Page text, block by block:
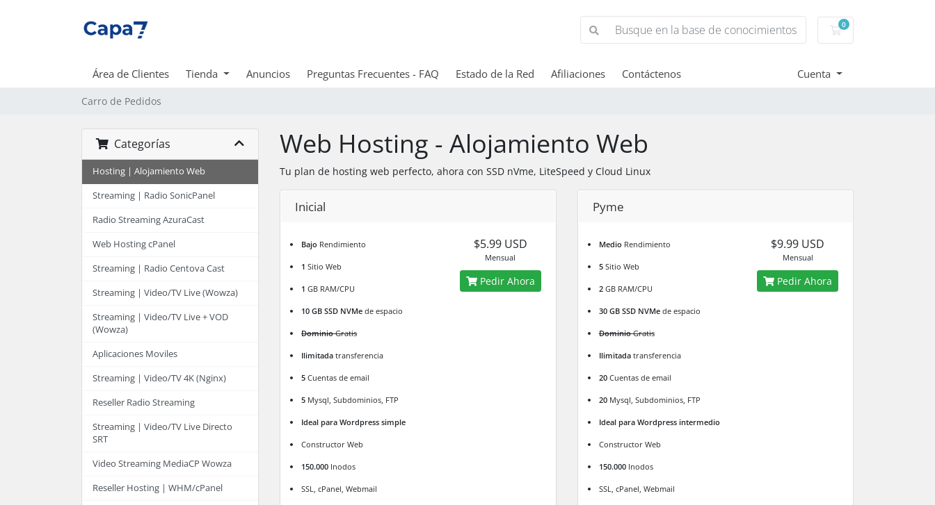
0
Carro de Pedidos
Área de Clientes Tienda Anuncios Preguntas Frecuentes - FAQ Estado de la Red Afiliaciones Contáctenos Cuenta
Carro de Pedidos
Categorías
Hosting | Alojamiento Web
Streaming | Radio SonicPanel
Radio Streaming AzuraCast
Web Hosting cPanel
Streaming | Radio Centova Cast
Streaming | Video/TV Live (Wowza)
Streaming | Video/TV Live + VOD
(Wowza)
Aplicaciones Moviles
Streaming | Video/TV 4K (Nginx)
Reseller Radio Streaming
Streaming | Video/TV Live Directo
SRT
Video Streaming MediaCP Wowza
Reseller Hosting | WHM/cPanel
Web Hosting - Alojamiento Web
Tu plan de hosting web perfecto, ahora con SSD nVme, LiteSpeed y Cloud Linux
Inicial
Bajo Rendimiento
1Sitio Web
1 GB RAM/CPU
10 GB SSD NVMe de espacio
DominioGratis
Ilimitada transferencia
5 Cuentas de email
5 Mysql, Subdominios, FTP
Ideal para Wordpress simple
Constructor Web
150.000 Inodos
SSL, cPanel, Webmail
$5.99 USD
Mensual
Pedir Ahora
Pyme
MedioRendimiento
5 Sitio Web
2GB RAM/CPU
30 GB SSD NVMede espacio
DominioGratis
Ilimitadatransferencia
20Cuentas de email
20Mysql, Subdominios, FTP
Ideal para Wordpress intermedio
Constructor Web
150.000Inodos
SSL, cPanel, Webmail
$9.99 USD
Mensual
Pedir Ahora